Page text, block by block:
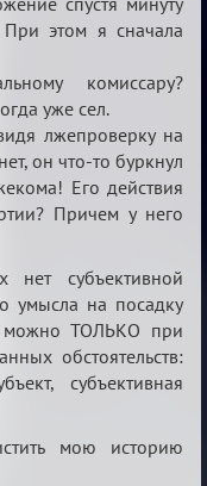
этом я сначала
комиссару?
уже сел.
лжепроверку на
он что-то буркнул
Его действия
Причем у него
субъективной
умысла на посадку
можно ТОЛЬКО при
обстоятельств:
субъективная
мою историю